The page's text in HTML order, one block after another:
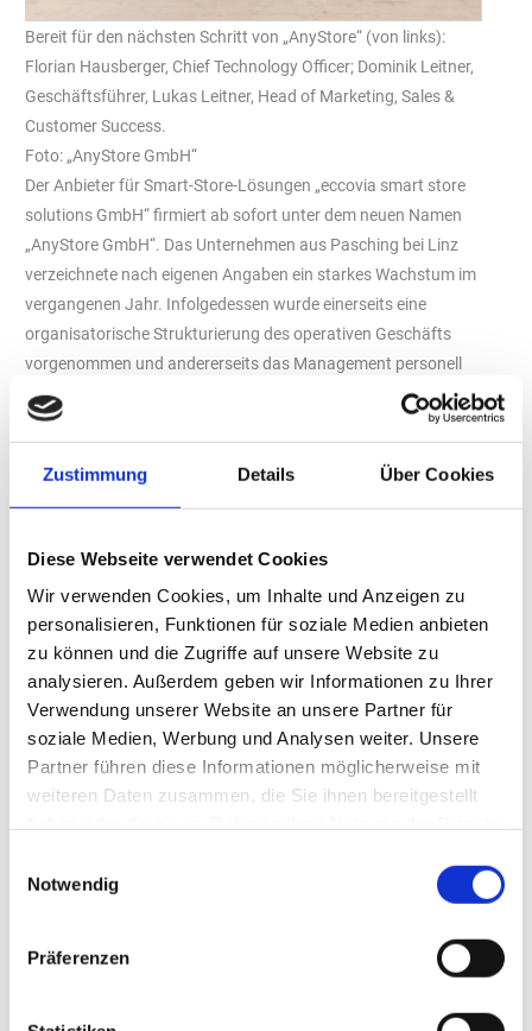
Zustimmung Details Über Cookies
Diese Webseite verwendet Cookies
Wir verwenden Cookies, um Inhalte und Anzeigen zu
personalisieren, Funktionen für soziale Medien anbieten
zu können und die Zugriffe auf unsere Website zu
analysieren. Außerdem geben wir Informationen zu Ihrer
Verwendung unserer Website an unsere Partner für
soziale Medien, Werbung und Analysen weiter. Unsere
Partner führen diese Informationen möglicherweise mit
weiteren Daten zusammen, die Sie ihnen bereitgestellt
Notwendig
Präferenzen
Bereit für den nächsten Schritt von „AnyStore“ (von links):
Florian Hausberger, Chief Technology Officer; Dominik Leitner,
Geschäftsführer, Lukas Leitner, Head of Marketing, Sales &
Customer Success.
Foto: „AnyStore GmbH“
Der Anbieter für Smart-Store-Lösungen „eccovia smart store
solutions GmbH“ firmiert ab sofort unter dem neuen Namen
„AnyStore GmbH“. Das Unternehmen aus Pasching bei Linz
verzeichnete nach eigenen Angaben ein starkes Wachstum im
vergangenen Jahr. Infolgedessen wurde einerseits eine
organisatorische Strukturierung des operativen Geschäfts
vorgenommen und andererseits das Management personell
verstärkt. Somit will „AnyStore“ die strategische Skalierung seines
Geschäftsmodells weiter vorantreiben. Zu den bisherigen Kunden
Das Management-Trio
„Der Markt für Smart-Stores wächst rasant.
Wir haben Standorte im
Lebensmitteleinzelhandel von 70
Quadratmetern bis über 2.000 Quadratmetern
realisiert“, betont CEO Dominik Leitner, der
das Unternehmen vor fünf Jahren gründete.
„Im nächsten Schritt wollen wir auch im
lebensmittelverarbeitenden Handwerk, bei
Nahversorgern und Direktvermarktern sowie
weiter wachsen.“
Florian Hausberger bringt als Chief Technology Officer (CTO)